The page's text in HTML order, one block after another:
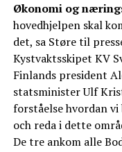
Økonomi og
hovedhjelpen skal
det, sa Støre til
Kystvaktsskipet KV
Finlands president
statsminister Ulf
forståelse hvordan
och reda i dette
De tre ankom alle